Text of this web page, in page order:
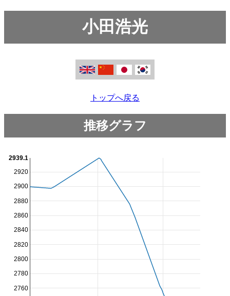
小田浩光
トップへ戻る
推移グラフ
2760
2780
2800
2820
2840
2860
2880
2900
2920
2939.1